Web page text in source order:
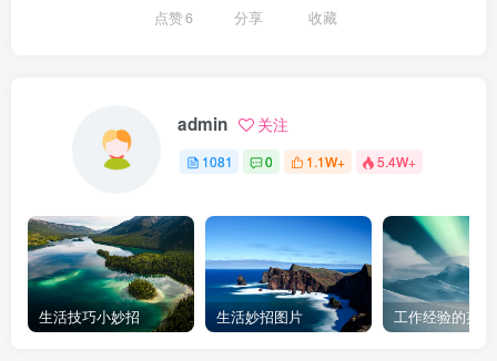
点赞6 分享 收藏
admin 关注
1081 0 1.1W+ 5.4W+
生活技巧小妙招 生活妙招图片 工作经验的英